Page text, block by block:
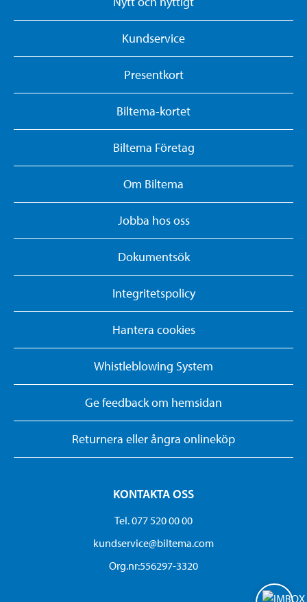
Kundservice
Presentkort
Biltema-kortet
Biltema Företag
Om Biltema
Jobba hos oss
Dokumentsök
Integritetspolicy
Hantera cookies
Whistleblowing System
Ge feedback om hemsidan
Returnera eller ångra onlineköp
KONTAKTA OSS
Tel. 077 520 00 00
kundservice@biltema.com
Org.nr:556297-3320